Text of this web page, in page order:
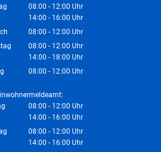
Von 14:00 bis 16:00 Uhr
08:00 - 12:00 Uhr
Von 08:00 bis 12:00 Uhr
14:00 - 16:00 Uhr
Von 14:00 bis 16:00 Uhr
08:00 - 12:00 Uhr
Von 08:00 bis 12:00 Uhr
08:00 - 12:00 Uhr
Von 08:00 bis 12:00 Uhr
14:00 - 18:00 Uhr
Von 14:00 bis 18:00 Uhr
08:00 - 12:00 Uhr
08:00 - 12:00 Uhr
Von 08:00 bis 12:00 Uhr
14:00 - 16:00 Uhr
Von 14:00 bis 16:00 Uhr
08:00 - 12:00 Uhr
Von 08:00 bis 12:00 Uhr
14:00 - 16:00 Uhr